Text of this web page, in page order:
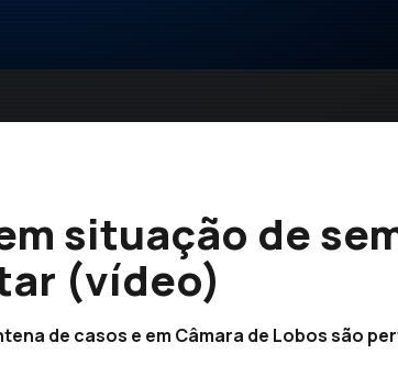
situação de
(vídeo)
de casos e em Câmara de Lobos são